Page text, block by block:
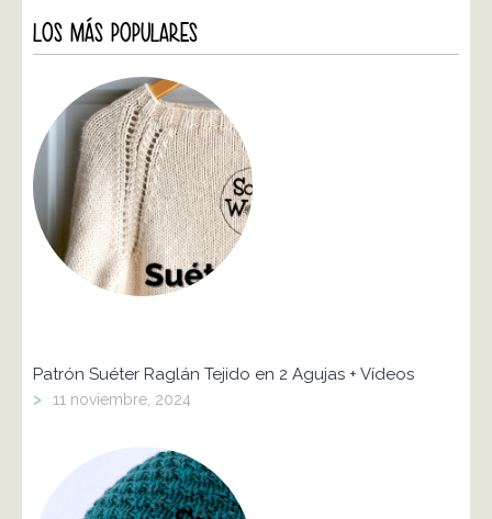
LOS MÁS POPULARES
Patrón Suéter Raglán Tejido en 2 Agujas + Vídeos
> 11 noviembre, 2024